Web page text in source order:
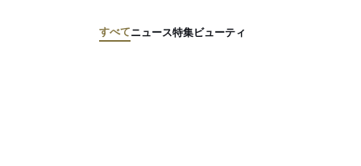
すべてニュース特集ビューティ